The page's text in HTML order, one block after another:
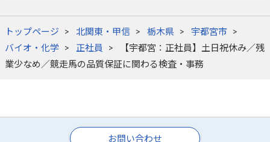
トップページ 北関東・甲信 栃木県
宇都宮市
バイオ・化学
正社員
【宇都宮：正社員】土日祝休み／残
業少なめ／競走馬の品質保証に関わる検査・事務
お問い合わせ